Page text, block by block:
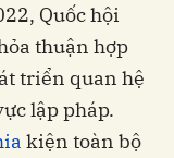
Quốc hội
thuận hợp
triển quan hệ
lập pháp.
kiện toàn bộ